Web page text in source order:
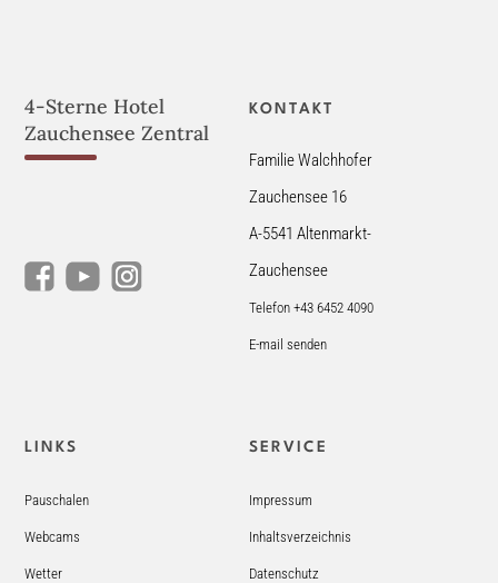
4-Sterne Hotel
Zauchensee Zentral
KONTAKT
Familie Walchhofer
Zauchensee 16
A-5541 Altenmarkt-
Zauchensee
Telefon +43 6452 4090
E-mail senden
LINKS
Pauschalen
Webcams
Wetter
SERVICE
Impressum
Inhaltsverzeichnis
Datenschutz